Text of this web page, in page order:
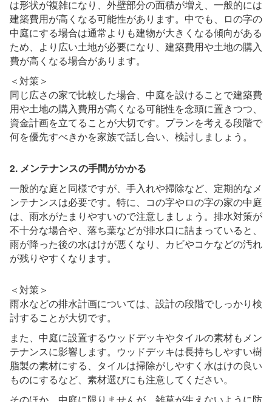
は形状が複雑になり、外壁部分の面積が増え、一般的には
建築費用が高くなる可能性があります。中でも、ロの字の
中庭にする場合は通常よりも建物が大きくなる傾向がある
ため、より広い土地が必要になり、建築費用や土地の購入
費が高くなる場合があります。
＜対策＞
同じ広さの家で比較した場合、中庭を設けることで建築費
用や土地の購入費用が高くなる可能性を念頭に置きつつ、
資金計画を立てることが大切です。プランを考える段階で
何を優先すべきかを家族で話し合い、検討しましょう。
2. メンテナンスの手間がかかる
一般的な庭と同様ですが、手入れや掃除など、定期的なメ
ンテナンスは必要です。特に、コの字やロの字の家の中庭
は、雨水がたまりやすいので注意しましょう。排水対策が
不十分な場合や、落ち葉などが排水口に詰まっていると、
雨が降った後の水はけが悪くなり、カビやコケなどの汚れ
が残りやすくなります。
＜対策＞
雨水などの排水計画については、設計の段階でしっかり検
討することが大切です。
また、中庭に設置するウッドデッキやタイルの素材もメン
テナンスに影響します。ウッドデッキは長持ちしやすい樹
脂製の素材にする、タイルは掃除がしやすく水はけの良い
ものにするなど、素材選びにも注意してください。
そのほか、中庭に限りませんが、雑草が生えないように防